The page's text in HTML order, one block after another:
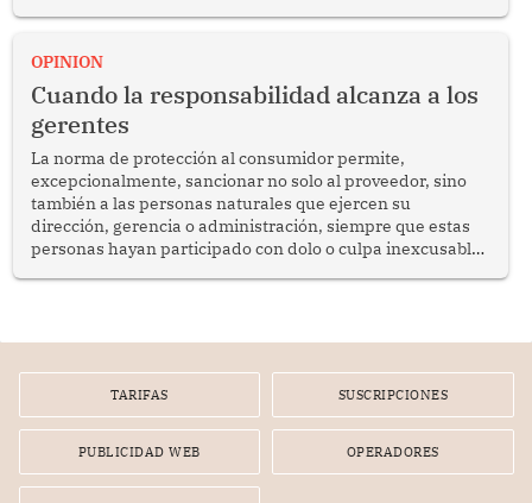
enfrenta desafíos en materia de desarrollo, cohesión
OPINION
Cuando la responsabilidad alcanza a los
gerentes
La norma de protección al consumidor permite,
excepcionalmente, sancionar no solo al proveedor, sino
también a las personas naturales que ejercen su
dirección, gerencia o administración, siempre que estas
personas hayan participado con dolo o culpa inexcusable
por la frustrada realización de un meet and greet con
TARIFAS SUSCRIPCIONES
PUBLICIDAD WEB OPERADORES